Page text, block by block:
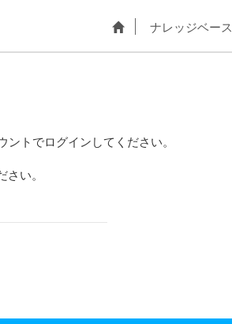
ナレッジベース
トでログインしてください。
さい。